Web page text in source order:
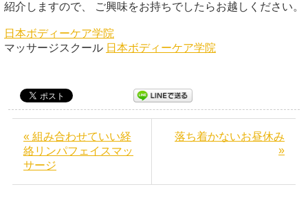
紹介しますので、 ご興味をお持ちでしたらお越しください。
日本ボディーケア学院
マッサージスクール 日本ボディーケア学院
« 組み合わせていい経
絡リンパフェイスマッ
サージ
落ち着かないお昼休み
»